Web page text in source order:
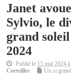
Janet
Sylvio, le
grand
2024
Publié le 15 mai 2024
Corteilles
Un si